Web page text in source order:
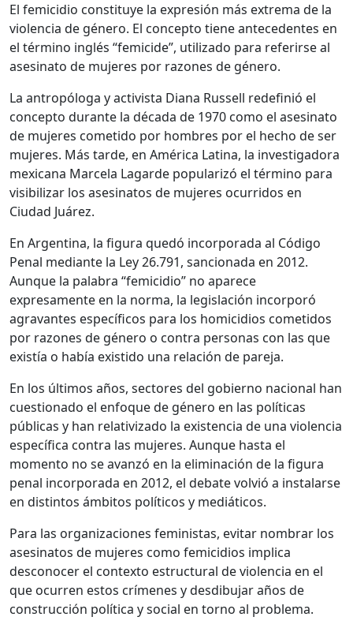
El femicidio constituye la expresión más extrema de la
violencia de género. El concepto tiene antecedentes en
el término inglés “femicide”, utilizado para referirse al
asesinato de mujeres por razones de género.
La antropóloga y activista Diana Russell redefinió el
concepto durante la década de 1970 como el asesinato
de mujeres cometido por hombres por el hecho de ser
mujeres. Más tarde, en América Latina, la investigadora
mexicana Marcela Lagarde popularizó el término para
visibilizar los asesinatos de mujeres ocurridos en
Ciudad Juárez.
En Argentina, la figura quedó incorporada al Código
Penal mediante la Ley 26.791, sancionada en 2012.
Aunque la palabra “femicidio” no aparece
expresamente en la norma, la legislación incorporó
agravantes específicos para los homicidios cometidos
por razones de género o contra personas con las que
existía o había existido una relación de pareja.
En los últimos años, sectores del gobierno nacional han
cuestionado el enfoque de género en las políticas
públicas y han relativizado la existencia de una violencia
específica contra las mujeres. Aunque hasta el
momento no se avanzó en la eliminación de la figura
penal incorporada en 2012, el debate volvió a instalarse
en distintos ámbitos políticos y mediáticos.
Para las organizaciones feministas, evitar nombrar los
asesinatos de mujeres como femicidios implica
desconocer el contexto estructural de violencia en el
que ocurren estos crímenes y desdibujar años de
construcción política y social en torno al problema.